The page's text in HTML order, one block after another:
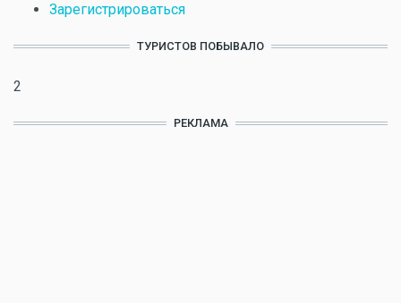
Зарегистрироваться
ТУРИСТОВ ПОБЫВАЛО
2
РЕКЛАМА